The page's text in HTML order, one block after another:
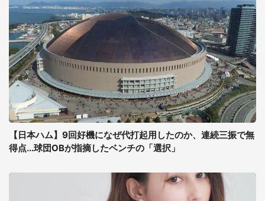
【日本ハム】9回好機になぜ代打起用したのか、連続三振で無
得点...球団OBが指摘したベンチの「選択」